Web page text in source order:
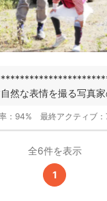
然な表情を撮る写真
： 94% 最終アクティブ：
全6件を表示
1